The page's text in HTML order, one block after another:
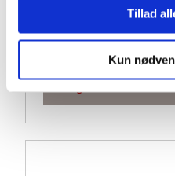
Tillad
Kun
Mail: